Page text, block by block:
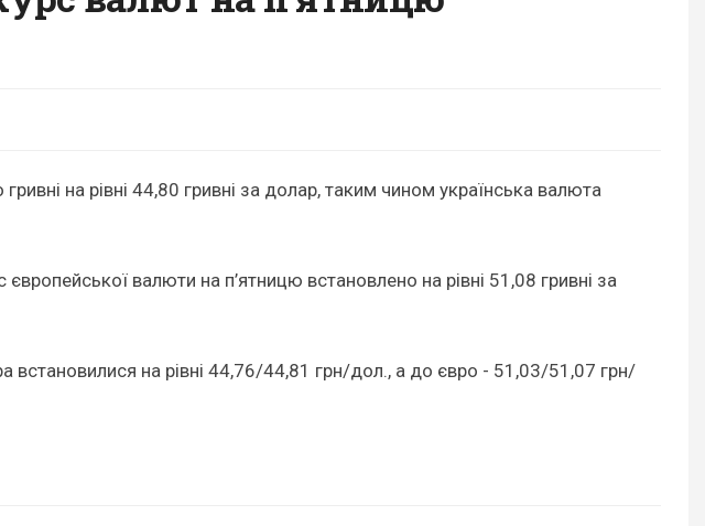
на рівні 44,80 гривні за долар, таким чином українська валюта
валюти на п’ятницю встановлено на рівні 51,08 гривні за
встановилися на рівні 44,76/44,81 грн/дол., а до євро - 51,03/51,07 грн/